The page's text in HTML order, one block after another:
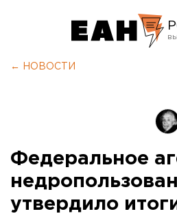
← НОВОСТИ
Федеральное
утвердило